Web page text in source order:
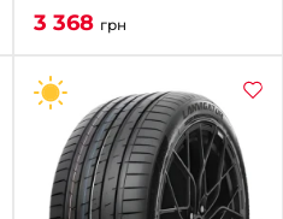
3 368 грн